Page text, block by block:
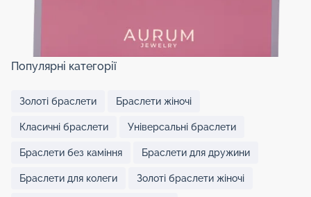
Популярні категорії
Золоті браслети Браслети жіночі
Класичні браслети Універсальні браслети
Браслети без каміння Браслети для дружини
Браслети для колеги Золоті браслети жіночі